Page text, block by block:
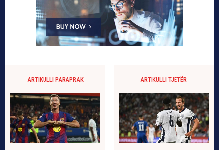
ARTIKULLI PARAPRAK ARTIKULLI TJETËR